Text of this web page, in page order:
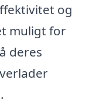
og
muligt for
deres